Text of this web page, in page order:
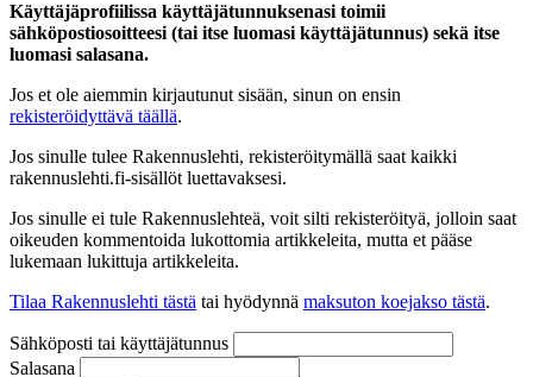
Käyttäjäprofiilissa käyttäjätunnuksenasi toimii
sähköpostiosoitteesi (tai itse luomasi käyttäjätunnus) sekä itse
luomasi salasana.
Jos et ole aiemmin kirjautunut sisään, sinun on ensin
rekisteröidyttävä täällä.
Jos sinulle tulee Rakennuslehti, rekisteröitymällä saat kaikki
rakennuslehti.fi-sisällöt luettavaksesi.
Jos sinulle ei tule Rakennuslehteä, voit silti rekisteröityä, jolloin saat
oikeuden kommentoida lukottomia artikkeleita, mutta et pääse
lukemaan lukittuja artikkeleita.
Tilaa Rakennuslehti tästä tai hyödynnä maksuton koejakso tästä.
Sähköposti tai käyttäjätunnus
Salasana